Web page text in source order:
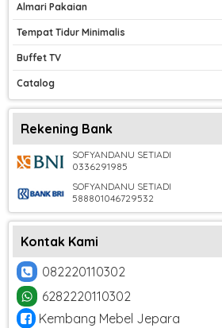
Almari Pakaian
Tempat Tidur Minimalis
Buffet TV
Catalog
Rekening Bank
SOFYANDANU SETIADI
0336291985
SOFYANDANU SETIADI
588801046729532
Kontak Kami
082220110302
6282220110302
Kembang Mebel Jepara